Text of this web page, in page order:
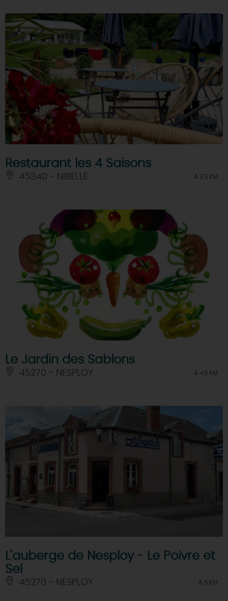
Restaurant les 4 Saisons
45340 - NIBELLE À 3.5 KM
Le Jardin des Sablons
45270 - NESPLOY À 4.5 KM
L'auberge de Nesploy - Le Poivre et
Sel
45270 - NESPLOY À 5 KM